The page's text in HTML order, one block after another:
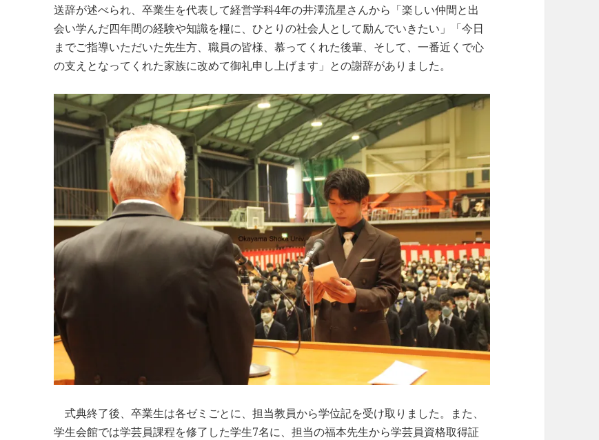
送辞が述べられ、卒業生を代表して経営学科4年の井澤流星さんから「楽しい仲間と出
会い学んだ四年間の経験や知識を糧に、ひとりの社会人として励んでいきたい」「今日
までご指導いただいた先生方、職員の皆様、慕ってくれた後輩、そして、一番近くで心
の支えとなってくれた家族に改めて御礼申し上げます」との謝辞がありました。
式典終了後、卒業生は各ゼミごとに、担当教員から学位記を受け取りました。また、
学生会館では学芸員課程を修了した学生7名に、担当の福本先生から学芸員資格取得証